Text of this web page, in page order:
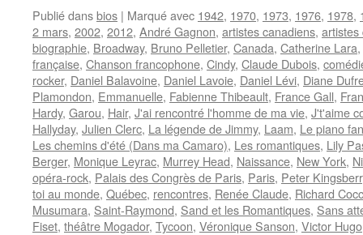
Publié dansbios | Marqué avec 1942, 1970, 1973, 1976, 1978,
2 mars, 2002, 2012, André Gagnon, artistes canadiens, artistes
biographie, Broadway, Bruno Pelletier, Canada, Catherine Lara,
française, Chanson francophone, Cindy, Claude Dubois,
rocker, Daniel Balavoine, Daniel Lavoie, Daniel Lévi, Diane
Plamondon, Emmanuelle, Fabienne Thibeault, France Gall,
Hardy, Garou, Hair, J'ai rencontré l'homme de ma vie, J't'aime
Hallyday, Julien Clerc, La légende de Jimmy, Laam, Le piano
Les chemins d'été (Dans ma Camaro), Les romantiques, Lily
Berger, Monique Leyrac, Murrey Head, Naissance, New York,
opéra-rock, Palais des Congrès de Paris, Paris, Peter
toi au monde, Québec, rencontres, Renée Claude, Richard
Musumara, Saint-Raymond, Sand et les Romantiques, Sans
Fiset, théâtre Mogador, Tycoon, Véronique Sanson, Victor Hugo